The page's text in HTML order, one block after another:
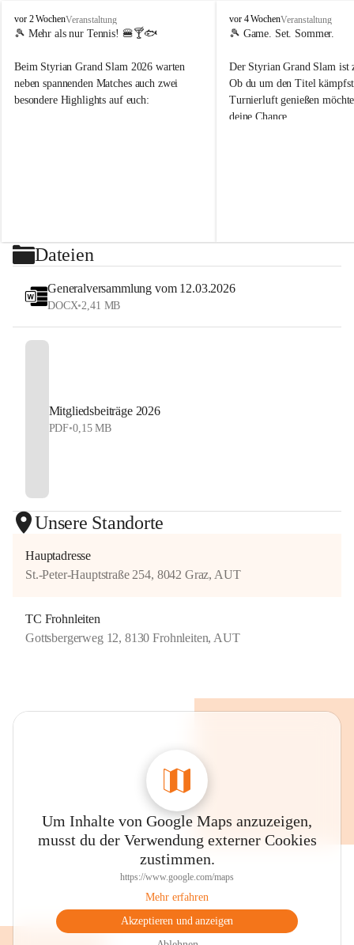
d
o
t
n
.
vor 2 WochenVeranstaltung
🎾 Mehr als nur Tennis! 🍔🍸🐟
Beim Styrian Grand Slam 2026 warten
neben spannenden Matches auch zwei
besondere Highlights auf euch:
⏰ Nennschluss: 27. Juli 2026, 23:59 Uhr
Jetzt anmelden und Tennis, Kulinarik und
Sommerstimmung erleben!
d
o
t
e
n
.
t
vor 4 WochenVeranstaltung
🎾 Game. Set. Sommer.
Der Styrian Grand Slam ist
Ob du um den Titel
Turnierluft genießen
deine Chance.
#StyrianGrandSlam
#allyouneedisballs
Dateien
Generalversammlung vom 12.03.2026
DOCX•2,41 MB
Mitgliedsbeiträge 2026
PDF•0,15 MB
Unsere Standorte
Hauptadresse
St.-Peter-Hauptstraße 254, 8042 Graz, AUT
TC Frohnleiten
Gottsbergerweg 12, 8130 Frohnleiten, AUT
Um Inhalte von Google Maps anzuzeigen,
musst du der Verwendung externer Cookies
zustimmen.
https://www.google.com/maps
Mehr erfahren
Akzeptieren und anzeigen